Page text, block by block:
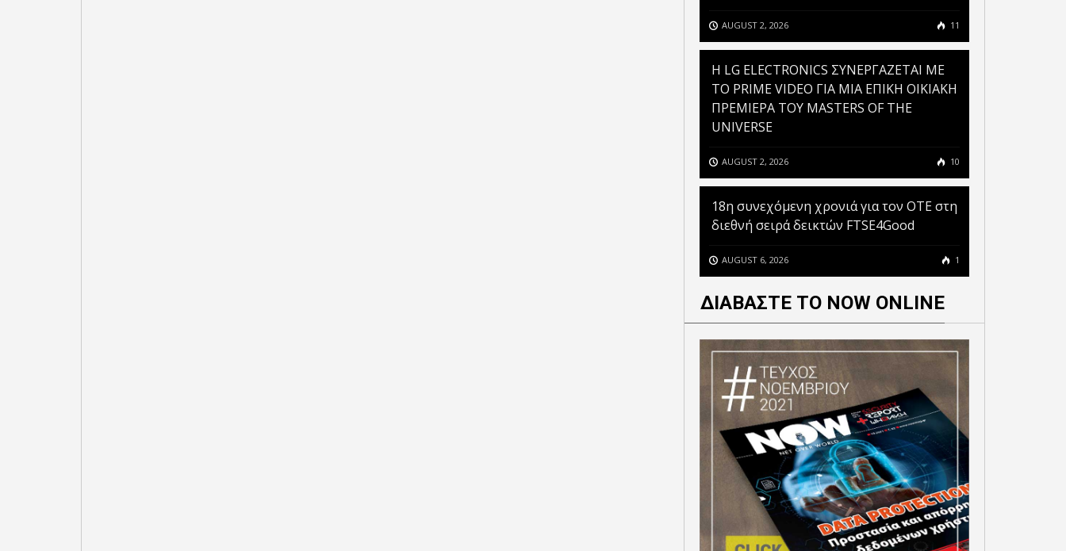
AUGUST 2, 2026 11
H LG ELECTRONICS ΣΥΝΕΡΓΑΖΕΤΑΙ ΜΕ
ΤΟ PRIME VIDEO ΓΙΑ ΜΙΑ ΕΠΙΚΗ ΟΙΚΙΑΚΗ
ΠΡΕΜΙΕΡΑ ΤΟΥ MASTERS OF THE
UNIVERSE
AUGUST 2, 2026 10
18η συνεχόμενη χρονιά για τον ΟΤΕ στη
διεθνή σειρά δεικτών FTSE4Good
AUGUST 6, 2026 1
ΔΙΑΒΑΣΤΕ ΤΟ NOW ONLINE